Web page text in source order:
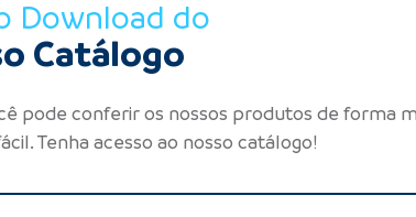
Download do
Catálogo
pode conferir os nossos produtos de forma
Tenha acesso ao nosso catálogo!